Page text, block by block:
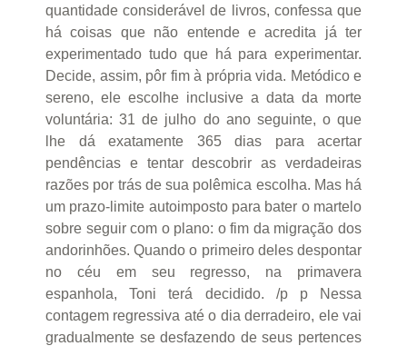
quantidade considerável de livros, confessa que
há coisas que não entende e acredita já ter
experimentado tudo que há para experimentar.
Decide, assim, pôr fim à própria vida. Metódico e
sereno, ele escolhe inclusive a data da morte
voluntária: 31 de julho do ano seguinte, o que
lhe dá exatamente 365 dias para acertar
pendências e tentar descobrir as verdadeiras
razões por trás de sua polêmica escolha. Mas há
um prazo-limite autoimposto para bater o martelo
sobre seguir com o plano: o fim da migração dos
andorinhões. Quando o primeiro deles despontar
no céu em seu regresso, na primavera
espanhola, Toni terá decidido. /p p Nessa
contagem regressiva até o dia derradeiro, ele vai
gradualmente se desfazendo de seus pertences